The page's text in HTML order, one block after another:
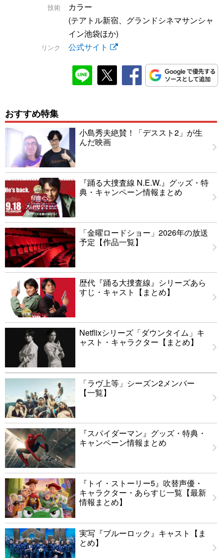
技術
カラー
(テアトル新宿、グランドシネマサンシャ
イン池袋ほか)
リンク 公式サイト
おすすめ特集
小島秀夫絶賛！「デススト2」が生
んだ映画
『踊る大捜査線 N.E.W.』グッズ・特
典・キャンペーン情報まとめ
「金曜ロードショー」2026年の放送
予定【作品一覧】
歴代『踊る大捜査線』シリーズあら
すじ・キャスト【まとめ】
Netflixシリーズ「ダウンタイム」キ
ャスト・キャラクター【まとめ】
「ラヴ上等」シーズン2メンバー
【一覧】
『スパイダーマン』グッズ・特典・
キャンペーン情報まとめ
『トイ・ストーリー5』吹替声優・
キャラクター・あらすじ一覧【最新
情報まとめ】
実写『ブルーロック』キャスト【ま
とめ】